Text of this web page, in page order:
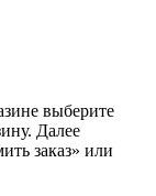
выберите
Далее
заказ» или